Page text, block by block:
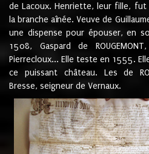
de Lacoux. Henriette, leur fille,
la branche aînée. Veuve de
une dispense pour épouser, en
1508, Gaspard de
Pierrecloux... Elle teste en 1555.
ce puissant château. Les de
Bresse, seigneur de Vernaux.